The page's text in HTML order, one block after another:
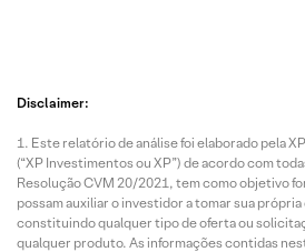
Disclaimer:
Este relatório de análise foi elaborado pela
(“XP Investimentos ou XP”) de acordo com
Resolução CVM 20/2021, tem como objetivo
possam auxiliar o investidor a tomar sua
constituindo qualquer tipo de oferta ou
qualquer produto. As informações contidas